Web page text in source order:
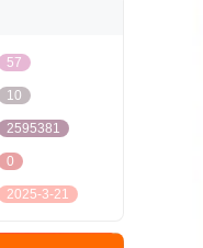
57
10
2595381
0
2025-3-21